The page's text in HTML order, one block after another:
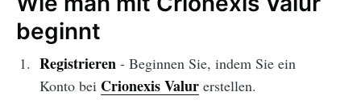
beginnt
Registrieren- Beginnen Sie, indem Sie ein
Konto bei Crionexis Valurerstellen.